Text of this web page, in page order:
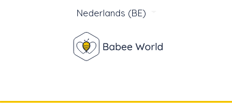
Nederlands (BE)